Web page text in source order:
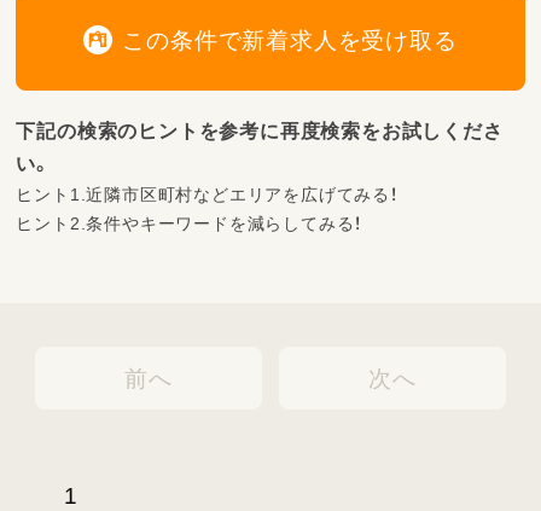
この条件で新着求人を受け取る
下記の検索のヒントを参考に再度検索をお試しくださ
い。
ヒント1.近隣市区町村などエリアを広げてみる！
ヒント2.条件やキーワードを減らしてみる！
前へ
1
次へ